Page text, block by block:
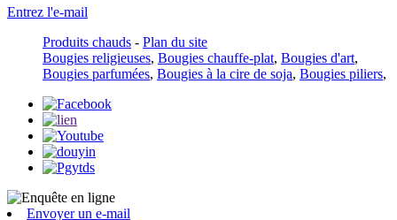
Entrez l'e-mail
Produits chauds - Plan du site
Bougies religieuses, Bougies chauffe-plat, Bougies d'art,
Bougies parfumées, Bougies à la cire de soja, Bougies piliers,
Envoyer un e-mail